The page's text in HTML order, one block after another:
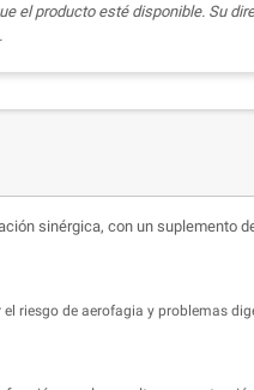
el producto esté disponible. Su
sinérgica, con un suplemento
riesgo de aerofagia y problemas